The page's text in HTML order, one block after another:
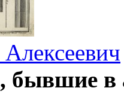
бывшие в